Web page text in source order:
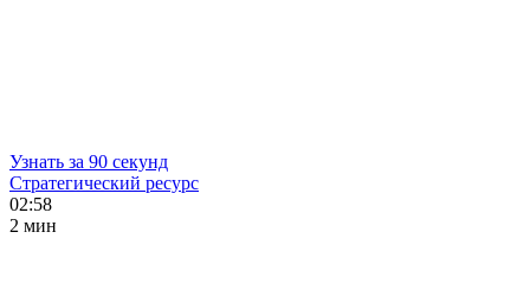
Узнать за 90 секунд
Стратегический ресурс
02:58
2 мин